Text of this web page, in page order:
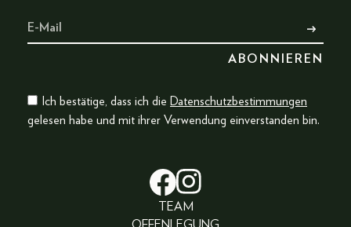
Ich bestätige, dass ich die Datenschutzbestimmungen
gelesen habe und mit ihrer Verwendung einverstanden bin.
TEAM
OFFENLEGUNG